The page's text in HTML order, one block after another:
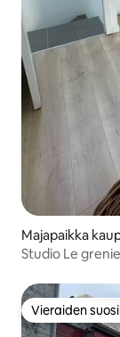
Majapaikka
Studio Le
Vieraiden
Vieraiden